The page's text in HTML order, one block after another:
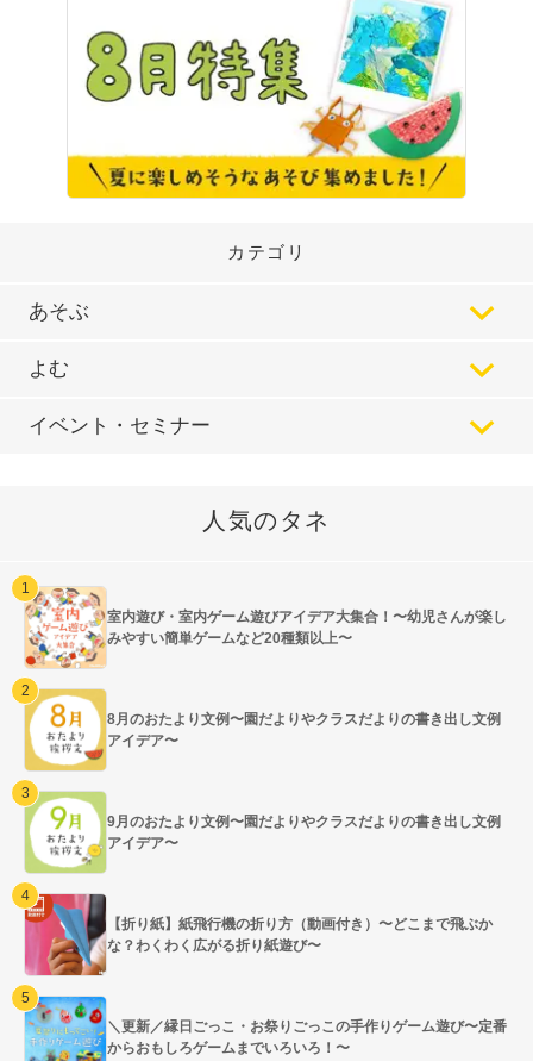
カテゴリ
あそぶ
よむ
イベント・セミナー
人気のタネ
室内遊び・室内ゲーム遊びアイデア大集合！〜幼児さんが楽し
みやすい簡単ゲームなど20種類以上〜
8月のおたより文例〜園だよりやクラスだよりの書き出し文例
アイデア〜
9月のおたより文例〜園だよりやクラスだよりの書き出し文例
アイデア〜
【折り紙】紙飛行機の折り方（動画付き）〜どこまで飛ぶか
な？わくわく広がる折り紙遊び〜
＼更新／縁日ごっこ・お祭りごっこの手作りゲーム遊び〜定番
からおもしろゲームまでいろいろ！〜